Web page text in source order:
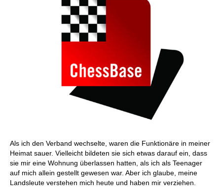
Als ich den Verband wechselte, waren die Funktionäre in meiner
Heimat sauer. Vielleicht bildeten sie sich etwas darauf ein, dass
sie mir eine Wohnung überlassen hatten, als ich als Teenager
auf mich allein gestellt gewesen war. Aber ich glaube, meine
Landsleute verstehen mich heute und haben mir verziehen.